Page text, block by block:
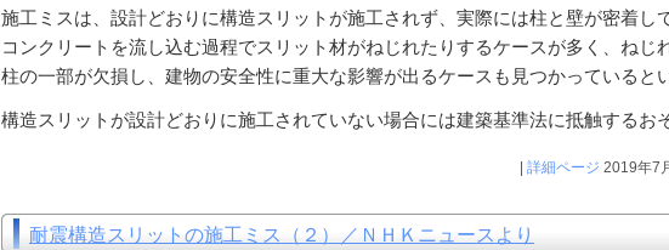
施工ミスは、設計どおりに構造スリットが施工されず、実際には柱と壁が密着し
コンクリートを流し込む過程でスリット材がねじれたりするケースが多く、ねじ
柱の一部が欠損し、建物の安全性に重大な影響が出るケースも見つかっていると
構造スリットが設計どおりに施工されていない場合には建築基準法に抵触するお
詳細ページ 2019年7
耐震構造スリットの施工ミス（２）／ＮＨＫニュースより